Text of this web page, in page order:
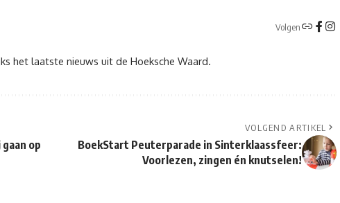
Volgen
het laatste nieuws uit de Hoeksche Waard.
op
VOLGEND ARTIKEL
BoekStart Peuterparade in Sinterklaassfeer:
Voorlezen, zingen én knutselen!